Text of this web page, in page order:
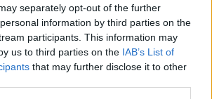
separately opt-out of the further
information by third parties on the
participants. This information may
us to third parties on the IAB’s List of
that may further disclose it to other
Meghallgatok